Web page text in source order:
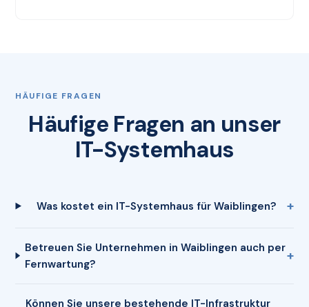
HÄUFIGE FRAGEN
Häufige Fragen an unser
IT-Systemhaus
Was kostet ein IT-Systemhaus für Waiblingen?
Betreuen Sie Unternehmen in Waiblingen auch per
Fernwartung?
Können Sie unsere bestehende IT-Infrastruktur